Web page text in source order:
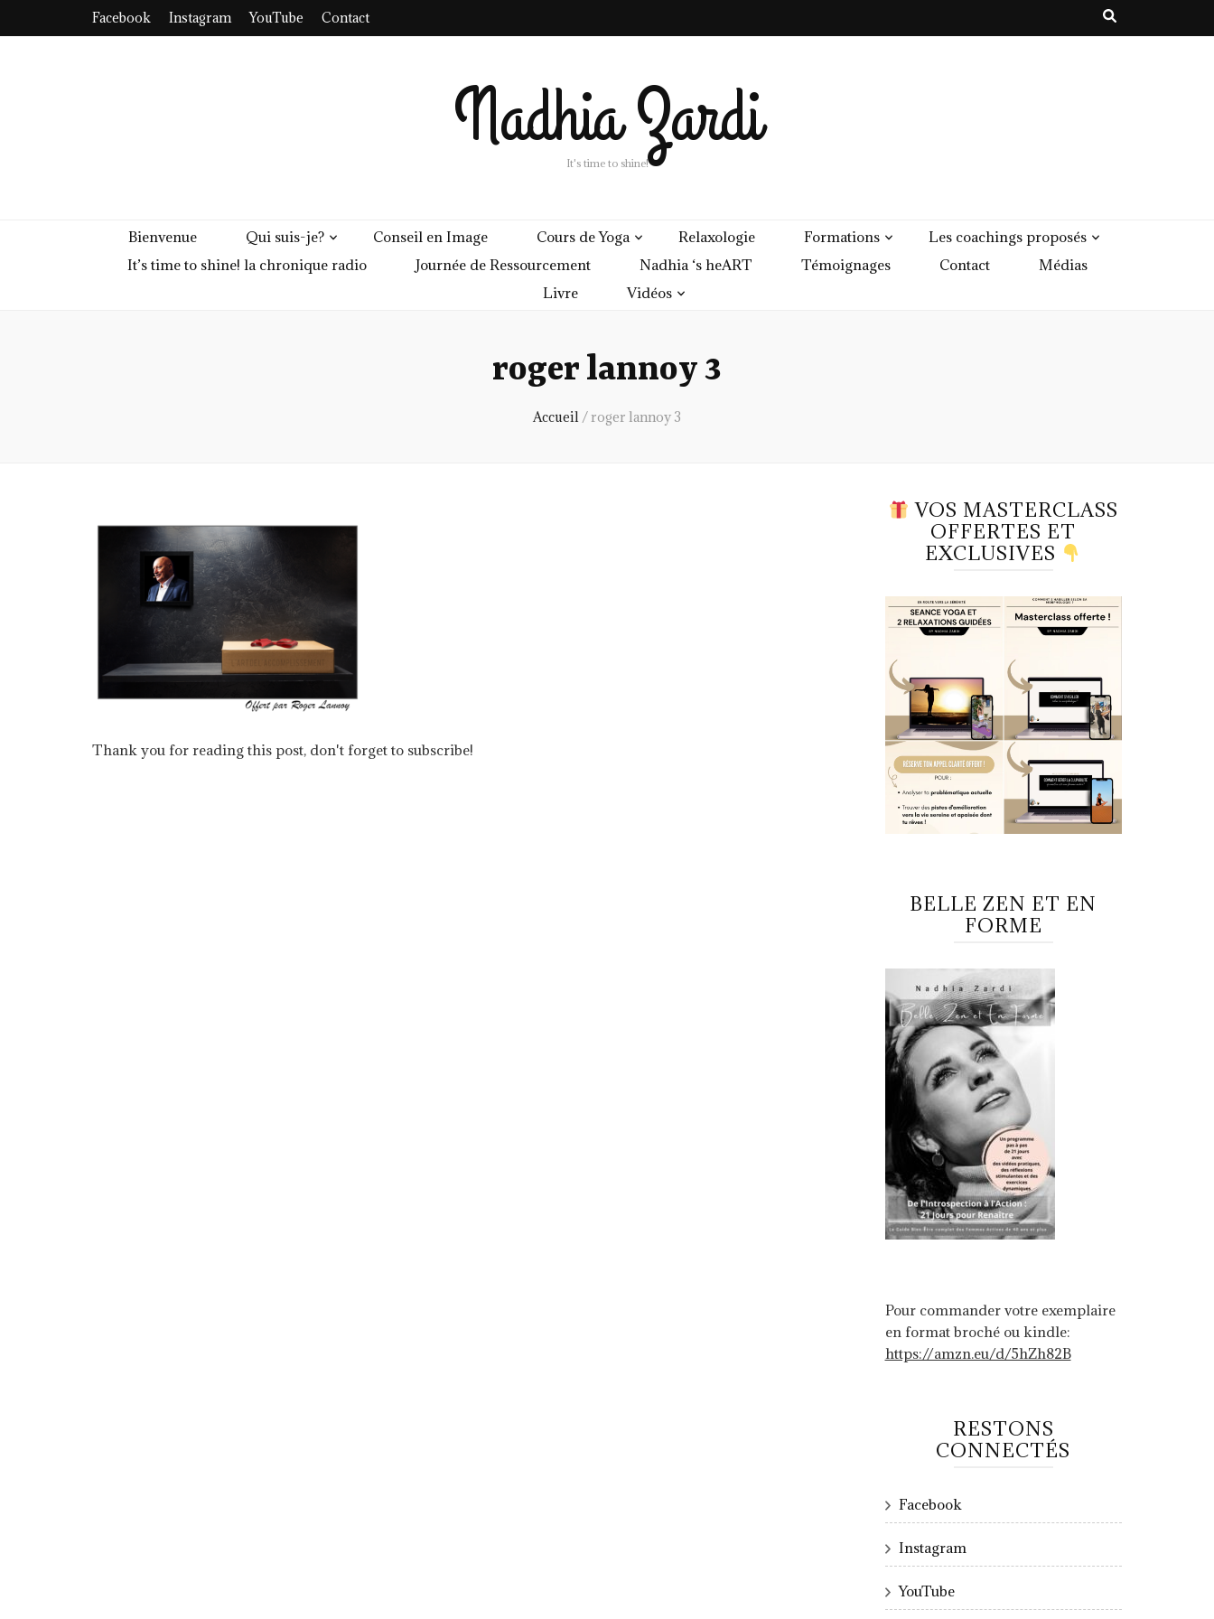
Facebook Instagram YouTube Contact
Nadhia Zardi
It's time to shine!
Bienvenue Qui suis-je? Conseil en Image Cours de Yoga Relaxologie Formations
Les coachings proposés
It’s time to shine! la chronique radio
Journée de Ressourcement Nadhia ‘s heART Témoignages Contact
Médias
Livre
Vidéos
roger lannoy 3
Accueil /roger lannoy 3
Thank you for reading this post, don't forget to subscribe!
VOS MASTERCLASS
OFFERTES ET
EXCLUSIVES
BELLE ZEN ET EN
FORME
Pour commander votre exemplaire
en format broché ou kindle:
https://amzn.eu/d/5hZh82B
RESTONS
CONNECTÉS
Facebook
Instagram
YouTube